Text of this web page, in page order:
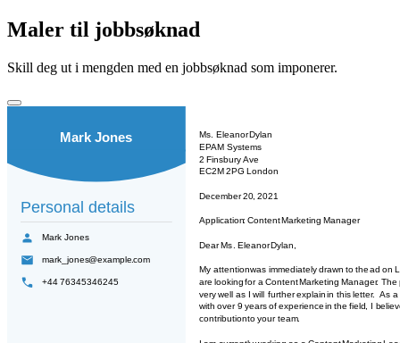
Maler til jobbsøknad
Skill deg ut i mengden med en jobbsøknad som imponerer.